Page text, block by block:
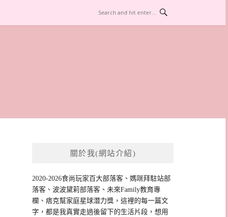
關於我(網站介紹)
2020-2026食尚玩家百大部落客、媽咪拜駐站部
落客、波波黛莉部落客、未來Family教育專
欄、痞克幫家庭星球潛力獎，這裡的每一篇文
字，都是我真實走過後留下的生活片段，想用